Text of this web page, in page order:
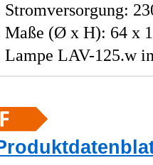
Stromversorgung:
Maße (Ø x H): 64 x
Lampe LAV-125.w